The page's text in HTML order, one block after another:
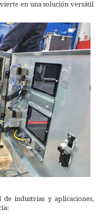
en una solución versátil
industrias y aplicaciones,